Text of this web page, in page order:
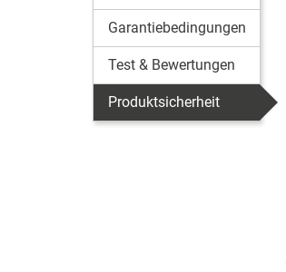
Garantiebedingungen
Test & Bewertungen
Produktsicherheit